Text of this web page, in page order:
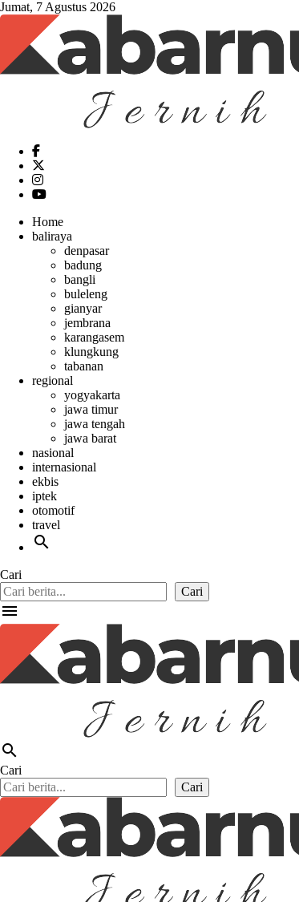
Jumat, 7 Agustus 2026
Home
baliraya
denpasar
badung
bangli
buleleng
gianyar
jembrana
karangasem
klungkung
tabanan
regional
yogyakarta
jawa timur
jawa tengah
jawa barat
nasional
internasional
ekbis
iptek
otomotif
travel
search
Cari
Cari
menu
search
Cari
Cari